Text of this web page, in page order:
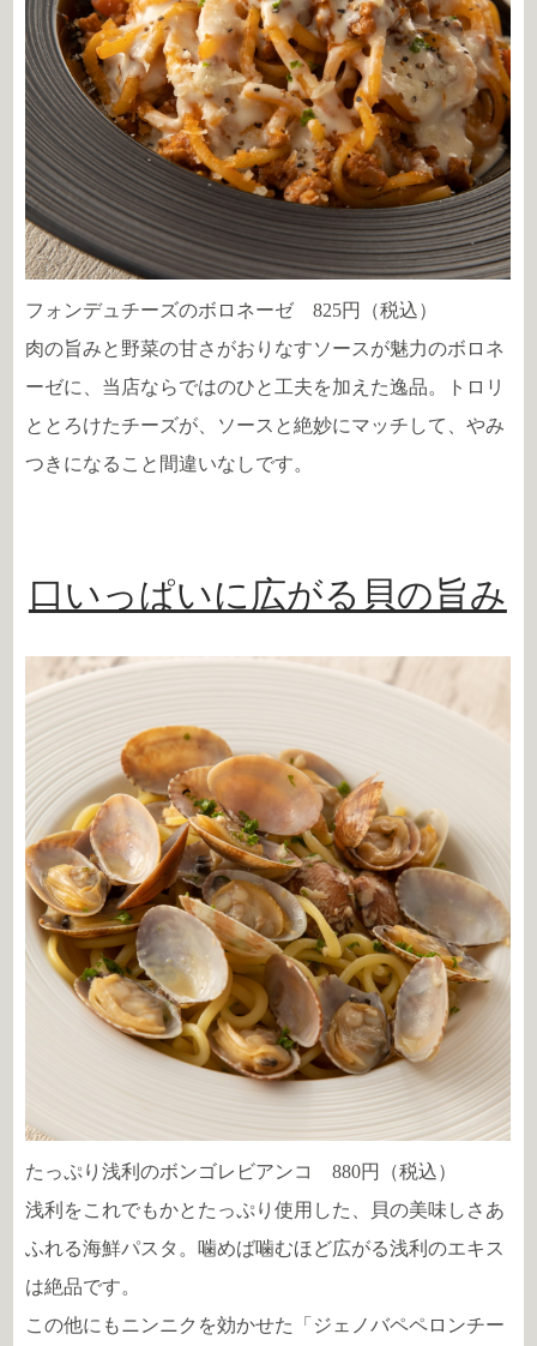
フォンデュチーズのボロネーゼ 825円（税込）
肉の旨みと野菜の甘さがおりなすソースが魅力のボロネ
ーゼに、当店ならではのひと工夫を加えた逸品。トロリ
ととろけたチーズが、ソースと絶妙にマッチして、やみ
つきになること間違いなしです。
口いっぱいに広がる貝の旨み
たっぷり浅利のボンゴレビアンコ 880円（税込）
浅利をこれでもかとたっぷり使用した、貝の美味しさあ
ふれる海鮮パスタ。噛めば噛むほど広がる浅利のエキス
は絶品です。
この他にもニンニクを効かせた「ジェノバペペロンチー